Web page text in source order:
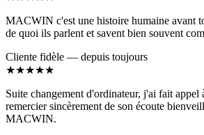
MACWIN c'est une histoire humaine avant
de quoi ils parlent et savent bien souvent
Cliente fidèle — depuis toujours
★★★★★
Suite changement d'ordinateur, j'ai fait
remercier sincèrement de son écoute
MACWIN.